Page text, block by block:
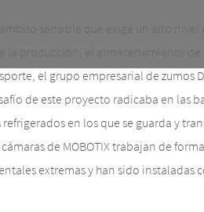
sensible que exige un alto nivel
producción, el almacenamiento de
el grupo empresarial de zumos
de este proyecto radicaba en las
en los que se guarda y
de MOBOTIX trabajan de
extremas y han sido instaladas